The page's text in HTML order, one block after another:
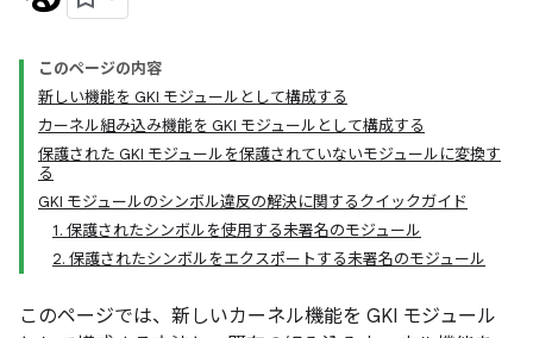
このページの内容
新しい機能を GKI モジュールとして構成する
カーネル組み込み機能を GKI モジュールとして構成する
保護された GKI モジュールを保護されていないモジュールに変換す
る
GKI モジュールのシンボル違反の解決に関するクイックガイド
1. 保護されたシンボルを使用する未署名のモジュール
2. 保護されたシンボルをエクスポートする未署名のモジュール
このページでは、新しいカーネル機能を GKI モジュール